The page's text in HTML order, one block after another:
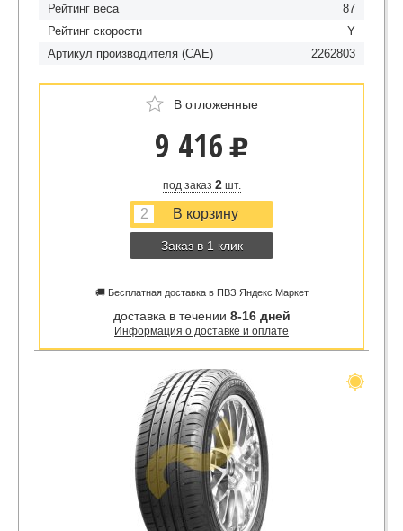
Рейтинг веса
87
Рейтинг скорости
Y
Артикул производителя (CAE)
2262803
В отложенные
9 416 u
под заказ 2шт.
Заказ в 1 клик
🚚 Бесплатная доставка в ПВЗ Яндекс Маркет
доставка в течении 8-16 дней
Информация о доставке и оплате